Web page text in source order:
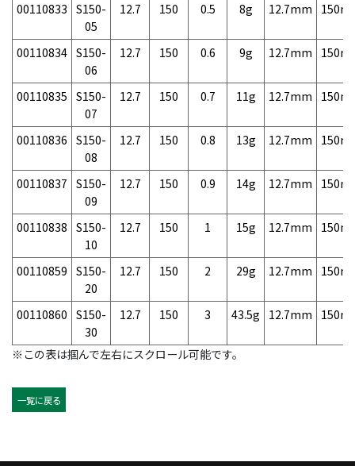
00110833 S150-
05
12.7 150 0.5 8g 12.7mm
00110834 S150-
06
12.7 150 0.6 9g 12.7mm
00110835 S150-
07
12.7 150 0.7 11g 12.7mm
00110836 S150-
08
12.7 150 0.8 13g 12.7mm
00110837 S150-
09
12.7 150 0.9 14g 12.7mm
00110838 S150-
10
12.7 150 1 15g 12.7mm
00110859 S150-
20
12.7 150 2 29g 12.7mm
00110860 S150-
30
12.7 150 3 43.5g 12.7mm
※この表は掴んで左右にスクロール可能です。
一覧に戻る